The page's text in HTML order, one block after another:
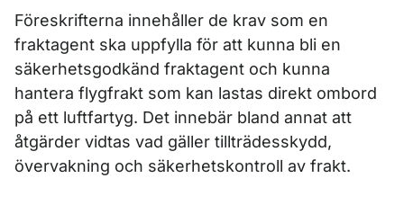
Föreskrifterna innehåller de krav som en
fraktagent ska uppfylla för att kunna bli en
säkerhetsgodkänd fraktagent och kunna
hantera flygfrakt som kan lastas direkt ombord
på ett luftfartyg. Det innebär bland annat att
åtgärder vidtas vad gäller tillträdesskydd,
övervakning och säkerhetskontroll av frakt.